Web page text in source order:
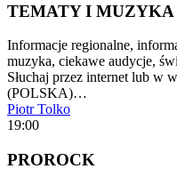
TEMATY I MUZYKA
Informacje regionalne,
muzyka, ciekawe audycje,
Słuchaj przez internet lub w
(POLSKA)…
Piotr Tolko
19:00
PROROCK